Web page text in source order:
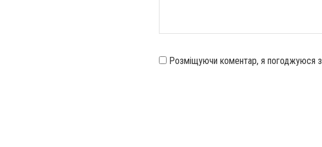
Розміщуючи коментар, я погоджуюся з